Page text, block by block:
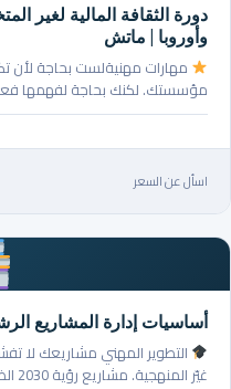
دورة الثقافة المالية لغير
وأوروبا | ماتش
مهارات مهنيةلست بحاجة لأن
مؤسستك. لكنك بحاجة لفهمها فعلاً.
اسأل عن السعر
أساسيات إدارة المشاريع
التطوير المهني مشاريعك لا
غيّر المنهجية. مشاريع رؤية 2030 الضخمة والبرامج التنموية الأفريقية…